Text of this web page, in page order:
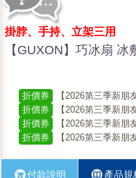
掛脖、手持、立架三用
【GUXON】巧冰扇
折價券
【2026第三季新朋
折價券
【2026第三季新朋
折價券
【2026第三季新朋
折價券
【2026第三季新朋
付款說明 產品規